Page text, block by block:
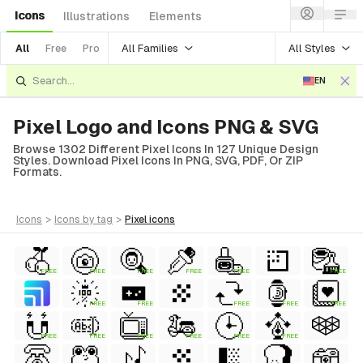
Icons Illustrations Elements
All Free Pro All Families All Styles
EN
Pixel Logo and Icons PNG & SVG
Browse 1302 Different Pixel Icons In 127 Unique Design
Styles. Download Pixel Icons In PNG, SVG, PDF, Or ZIP
Formats.
icons > icons by tag > pixel icons
FREE FREE FREE FREE FREE FREE
FREE FREE FREE FREE FREE
FREE FREE FREE FREE FREE FREE